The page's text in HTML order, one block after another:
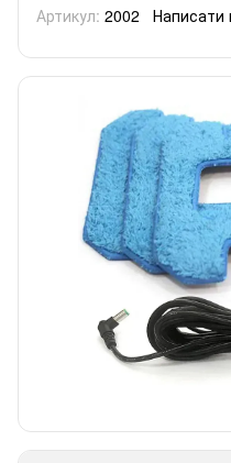
Артикул: 2002 Написати